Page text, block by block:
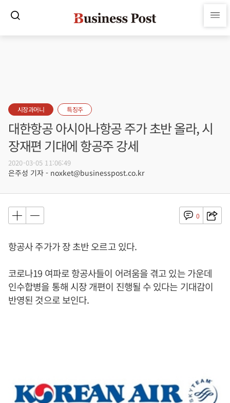
시장과머니 특징주
대한항공 아시아나항공 주가 초반 올라, 시
장재편 기대에 항공주 강세
2020-03-05 11:06:49
은주성 기자 - noxket@businesspost.co.kr
0
항공사 주가가 장 초반 오르고 있다.
코로나19 여파로 항공사들이 어려움을 겪고 있는 가운데
인수합병을 통해 시장 개편이 진행될 수 있다는 기대감이
반영된 것으로 보인다.